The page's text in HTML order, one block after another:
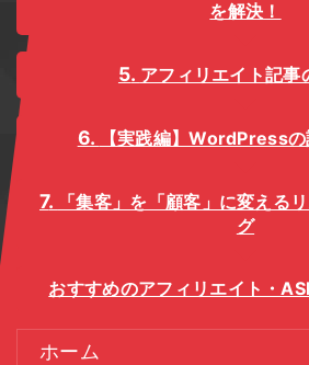
を解決！
アフィリエイト記事
【実践編】WordPress
「集客」を「顧客」に変える
グ
おすすめのアフィリエイト・
ホーム